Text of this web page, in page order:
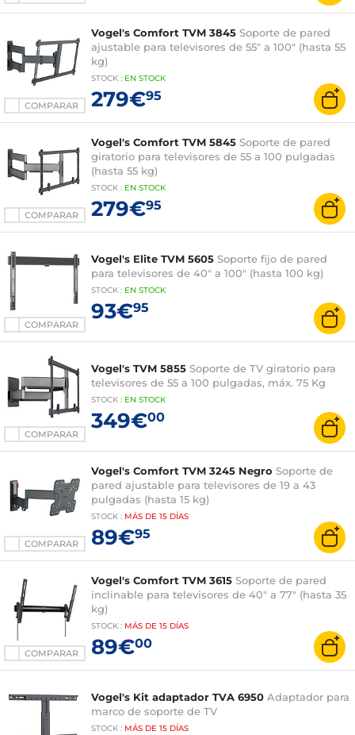
COMPARAR
Vogel's Comfort TVM 3845 Soporte de pared
ajustable para televisores de 55" a 100" (hasta 55
kg)
STOCK : EN STOCK
279€95
COMPARAR
Vogel's Comfort TVM 5845 Soporte de pared
giratorio para televisores de 55 a 100 pulgadas
(hasta 55 kg)
STOCK : EN STOCK
279€95
COMPARAR
Vogel's Elite TVM 5605 Soporte fijo de pared
para televisores de 40" a 100" (hasta 100 kg)
STOCK : EN STOCK
93€95
COMPARAR
Vogel's TVM 5855 Soporte de TV giratorio para
televisores de 55 a 100 pulgadas, máx. 75 Kg
STOCK : EN STOCK
349€00
COMPARAR
Vogel's Comfort TVM 3245 Negro Soporte de
pared ajustable para televisores de 19 a 43
pulgadas (hasta 15 kg)
STOCK : MÁS DE 15 DÍAS
89€95
COMPARAR
Vogel's Comfort TVM 3615 Soporte de pared
inclinable para televisores de 40" a 77" (hasta 35
kg)
STOCK : MÁS DE 15 DÍAS
89€00
Vogel's Kit adaptador TVA 6950 Adaptador para
marco de soporte de TV
STOCK : MÁS DE 15 DÍAS